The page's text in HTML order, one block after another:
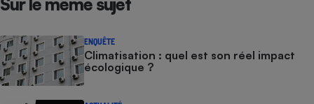
ENQUÊTE
Climatisation : quel est son réel impact
écologique ?